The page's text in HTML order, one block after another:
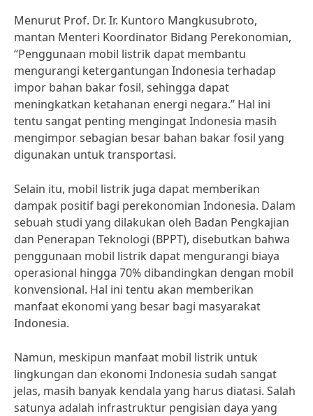
Menurut Prof. Dr. Ir. Kuntoro Mangkusubroto,
mantan Menteri Koordinator Bidang Perekonomian,
“Penggunaan mobil listrik dapat membantu
mengurangi ketergantungan Indonesia terhadap
impor bahan bakar fosil, sehingga dapat
meningkatkan ketahanan energi negara.” Hal ini
tentu sangat penting mengingat Indonesia masih
mengimpor sebagian besar bahan bakar fosil yang
digunakan untuk transportasi.
Selain itu, mobil listrik juga dapat memberikan
dampak positif bagi perekonomian Indonesia. Dalam
sebuah studi yang dilakukan oleh Badan Pengkajian
dan Penerapan Teknologi (BPPT), disebutkan bahwa
penggunaan mobil listrik dapat mengurangi biaya
operasional hingga 70% dibandingkan dengan mobil
konvensional. Hal ini tentu akan memberikan
manfaat ekonomi yang besar bagi masyarakat
Indonesia.
Namun, meskipun manfaat mobil listrik untuk
lingkungan dan ekonomi Indonesia sudah sangat
jelas, masih banyak kendala yang harus diatasi. Salah
satunya adalah infrastruktur pengisian daya yang